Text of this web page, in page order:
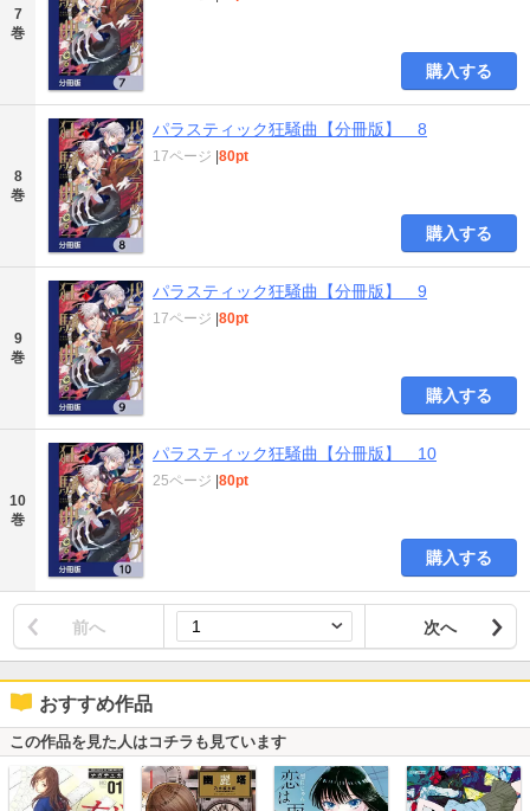
7
巻
購入する
8
巻
パラスティック狂騒曲【分冊版】 8
17ページ |80pt
購入する
9
巻
パラスティック狂騒曲【分冊版】 9
17ページ |80pt
購入する
10
巻
パラスティック狂騒曲【分冊版】 10
25ページ |80pt
購入する
前へ 次へ
おすすめ作品
この作品を見た人はコチラも見ています